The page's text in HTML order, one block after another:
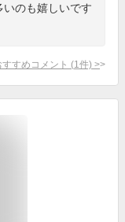
のも嬉しいです
すめコメント (1 件) >